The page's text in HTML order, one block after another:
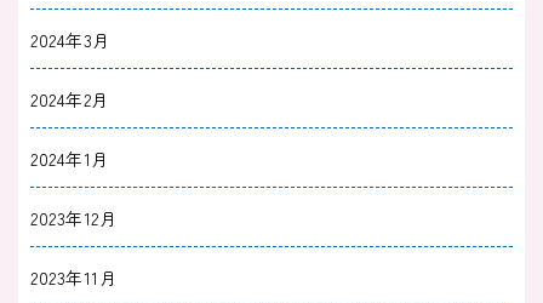
2024年3月
2024年2月
2024年1月
2023年12月
2023年11月